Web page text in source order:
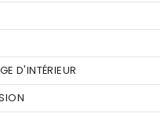
D'INTÉRIEUR